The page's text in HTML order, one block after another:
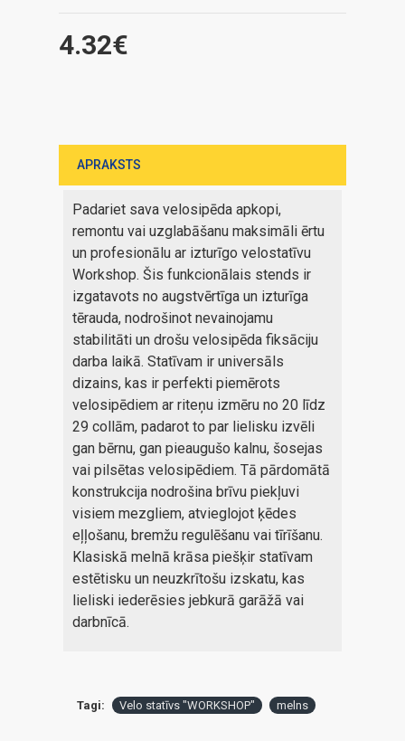
4.32€
APRAKSTS
Padariet sava velosipēda apkopi,
remontu vai uzglabāšanu maksimāli ērtu
un profesionālu ar izturīgo velostatīvu
Workshop. Šis funkcionālais stends ir
izgatavots no augstvērtīga un izturīga
tērauda, nodrošinot nevainojamu
stabilitāti un drošu velosipēda fiksāciju
darba laikā. Statīvam ir universāls
dizains, kas ir perfekti piemērots
velosipēdiem ar riteņu izmēru no 20 līdz
29 collām, padarot to par lielisku izvēli
gan bērnu, gan pieaugušo kalnu, šosejas
vai pilsētas velosipēdiem. Tā pārdomātā
konstrukcija nodrošina brīvu piekļuvi
visiem mezgliem, atvieglojot ķēdes
eļļošanu, bremžu regulēšanu vai tīrīšanu.
Klasiskā melnā krāsa piešķir statīvam
estētisku un neuzkrītošu izskatu, kas
lieliski iederēsies jebkurā garāžā vai
darbnīcā.
Tagi: Velo statīvs "WORKSHOP" melns